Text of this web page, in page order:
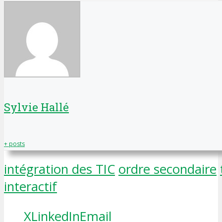
Sylvie Hallé
+ posts
intégration des TIC ordre secondaire
interactif
XLinkedInEmail